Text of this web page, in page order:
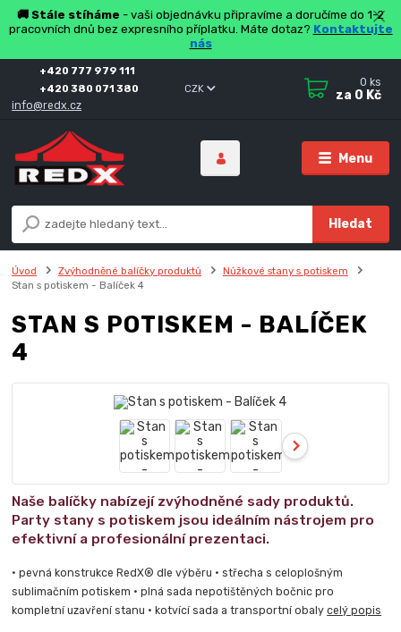
🚚 Stále stíháme - vaši objednávku připravíme a doručíme do 1-2
pracovních dnů bez expresního příplatku. Máte dotaz? Kontaktujte
nás
Menu
CZK
Hledat
+420 777 979 111
+420 380 071 380
info@redx.cz
0 ks
za 0 Kč
Úvod Zvýhodněné balíčky produktů
Nůžkové stany s potiskem
Stan s potiskem - Balíček 4
STAN S POTISKEM - BALÍČEK
4
Naše balíčky nabízejí zvýhodněné sady produktů.
Party stany s potiskem jsou ideálním nástrojem pro
efektivní a profesionální prezentaci.
• pevná konstrukce RedX® dle výběru • střecha s celoplošným
sublimačním potiskem • plná sada nepotištěných bočnic pro
kompletní uzavření stanu • kotvící sada a transportní obalycelý popis